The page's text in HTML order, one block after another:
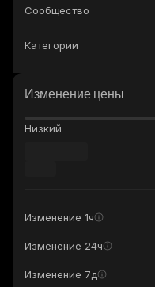
Сообщество
Категории
Изменение цены
Низкий
Изменение 1ч
Изменение 24ч
Изменение 7д